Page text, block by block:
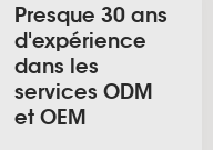
Presque 30 ans
d'expérience
dans les
services ODM
et OEM